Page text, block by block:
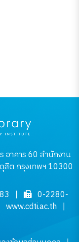
อาคาร 60 สำนักงาน
สิต กรุงเทพฯ 10300
|
0-2280-
www.cdti.ac.th |